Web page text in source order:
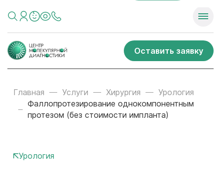
Оставить заявку
Главная Услуги Хирургия
Урология
Фаллопротезирование однокомпонентным
протезом (без стоимости импланта)
Урология